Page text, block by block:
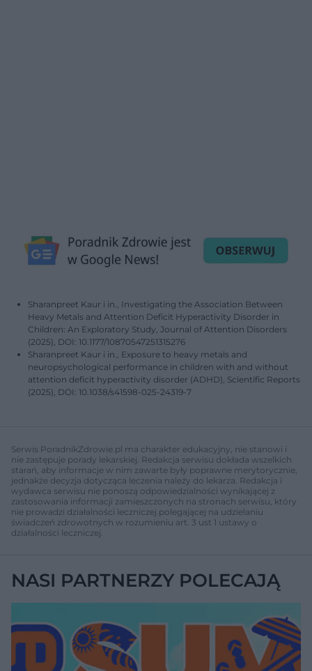
Sharanpreet Kaur i in., Investigating the Association Between
Heavy Metals and Attention Deficit Hyperactivity Disorder in
Children: An Exploratory Study, Journal of Attention Disorders
(2025), DOI: 10.1177/10870547251315276
Sharanpreet Kaur i in., Exposure to heavy metals and
neuropsychological performance in children with and without
attention deficit hyperactivity disorder (ADHD), Scientific Reports
(2025), DOI: 10.1038/s41598-025-24319-7
Serwis PoradnikZdrowie.pl ma charakter edukacyjny, nie stanowi i
nie zastępuje porady lekarskiej. Redakcja serwisu dokłada wszelkich
starań, aby informacje w nim zawarte były poprawne merytorycznie,
jednakże decyzja dotycząca leczenia należy do lekarza. Redakcja i
wydawca serwisu nie ponoszą odpowiedzialności wynikającej z
zastosowania informacji zamieszczonych na stronach serwisu, który
nie prowadzi działalności leczniczej polegającej na udzielaniu
świadczeń zdrowotnych w rozumieniu art. 3 ust 1 ustawy o
działalności leczniczej.
NASI PARTNERZY POLECAJĄ